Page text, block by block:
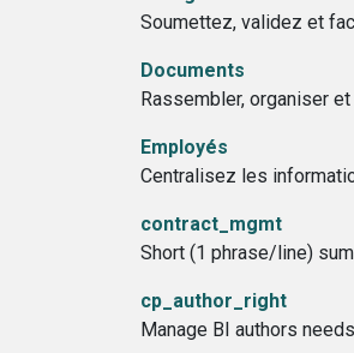
Soumettez, validez et
Documents
Rassembler, organiser
Employés
Centralisez les
contract_mgmt
Short (1 phrase/line)
cp_author_right
Manage BI authors needs